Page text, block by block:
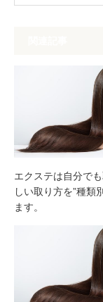
エクステは自分で
しい取り方を”種類
ます。